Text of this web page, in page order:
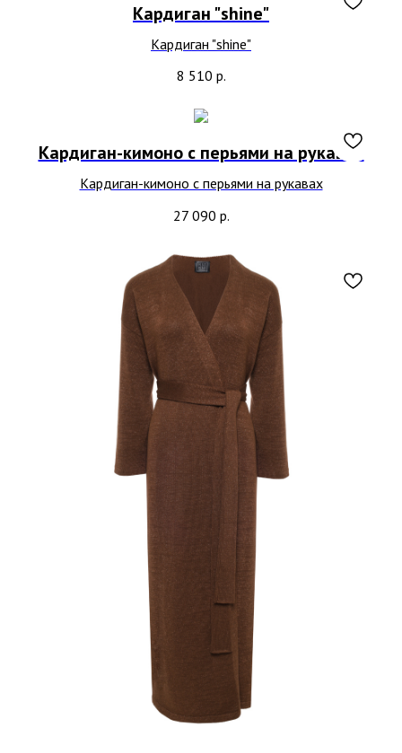
Кардиган "shine"
Кардиган "shine"
8 510 р.
Кардиган-кимоно с перьями на рукавах
Кардиган-кимоно с перьями на рукавах
27 090 р.